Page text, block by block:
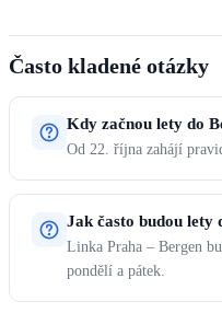
Často kladené otázky
Kdy začnou lety do
Od 22. října zahájí
Jak často budou lety
Linka Praha – Bergen
pondělí a pátek.